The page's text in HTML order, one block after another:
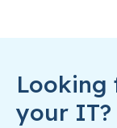
your IT?